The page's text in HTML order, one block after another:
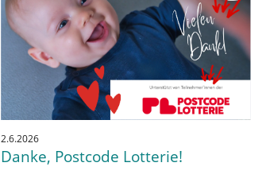
2.6.2026
Danke, Postcode Lotterie!